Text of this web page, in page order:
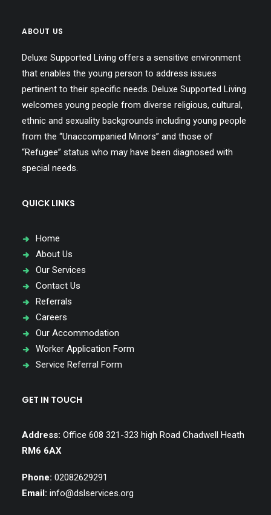
ABOUT US
Deluxe Supported Living offers a sensitive environment
that enables the young person to address issues
pertinent to their specific needs. Deluxe Supported Living
welcomes young people from diverse religious, cultural,
ethnic and sexuality backgrounds including young people
from the “Unaccompanied Minors” and those of
“Refugee” status who may have been diagnosed with
special needs.
QUICK LINKS
Home
About Us
Our Services
Contact Us
Referrals
Careers
Our Accommodation
Worker Application Form
Service Referral Form
GET IN TOUCH
Address: Office 608 321-323 high Road Chadwell Heath
RM6 6AX
Phone: 02082629291
Email: info@dslservices.org